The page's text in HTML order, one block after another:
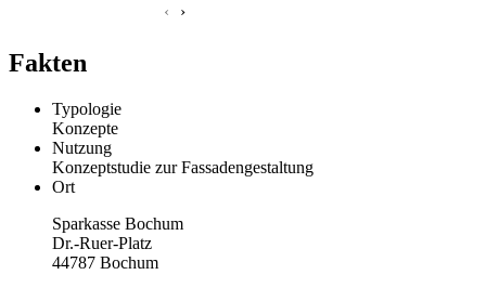
‹ ›
Fakten
Typologie
Konzepte
Nutzung
Konzeptstudie zur Fassadengestaltung
Ort
Sparkasse Bochum
Dr.-Ruer-Platz
44787 Bochum